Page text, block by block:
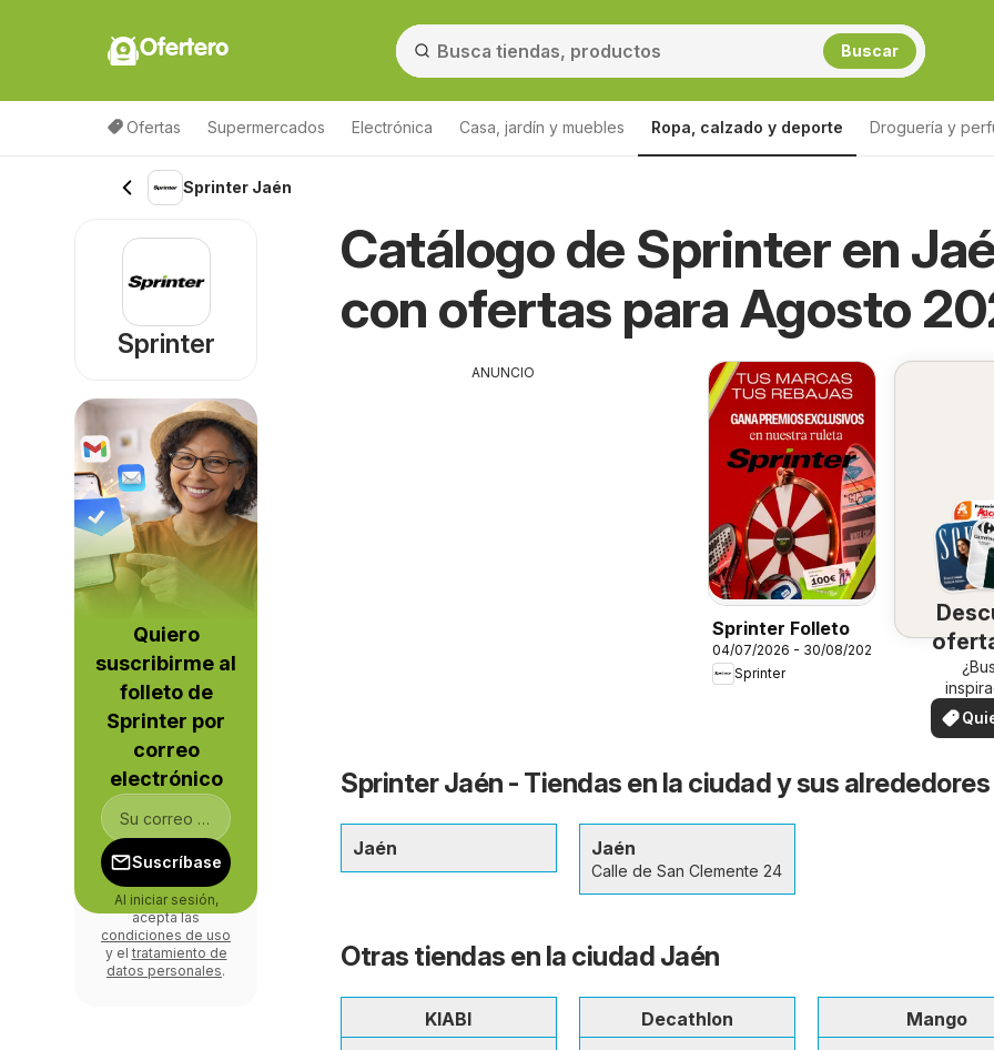
Ofertero Buscar
Ofertas Supermercados Electrónica Casa, jardín y muebles Ropa, calzado y deporte Droguería y
Sprinter Jaén
Catálogo de Sprinter en
con ofertas para Agosto
ANUNCIO
Sprinter Folleto
04/07/2026 - 30/08/2026
Sprinter
su
¡Vea
en su
ver
Sprinter Jaén - Tiendas en la ciudad y sus alrededores
Jaén Jaén
Calle de San Clemente 24
Otras tiendas en la ciudad Jaén
KIABI
Decathlon
Mango
Sprinter
Quiero
suscribirme al
folleto de
Sprinter por
correo
electrónico
Suscríbase
Al iniciar sesión,
acepta las
condiciones de uso
y el tratamiento de
datos personales.